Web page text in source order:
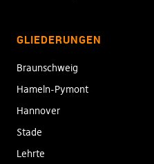
GLIEDERUNGEN
Braunschweig
Hameln-Pymont
Hannover
Stade
Lehrte